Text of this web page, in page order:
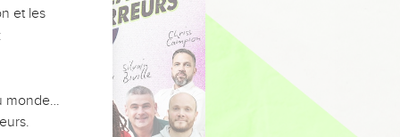
et les
monde…